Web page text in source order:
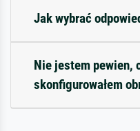
Jak wybrać
Nie jestem pewien,
skonfigurowałem